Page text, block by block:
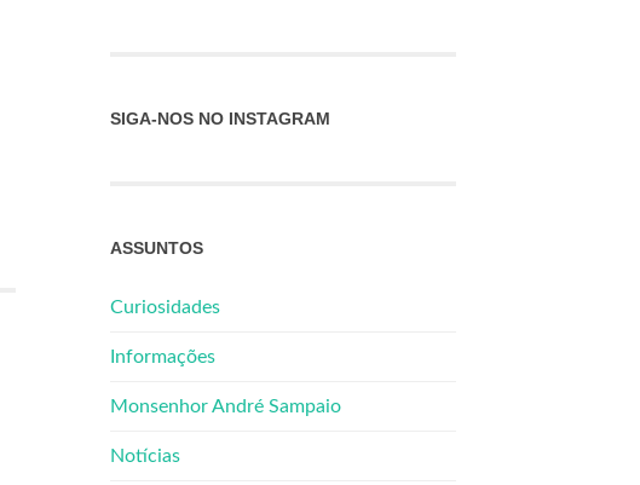
SIGA-NOS NO INSTAGRAM
ASSUNTOS
Curiosidades
Informações
Monsenhor André Sampaio
Notícias